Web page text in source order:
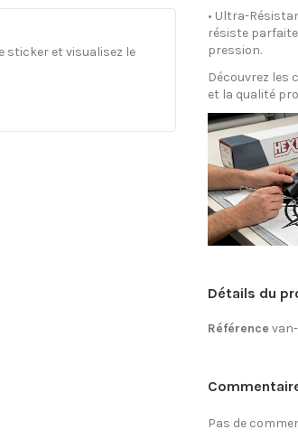
sticker et visualisez le
• Ultra-
résiste
pression.
Découvrez les
et la qualité
Détails du
Référence
Pas de